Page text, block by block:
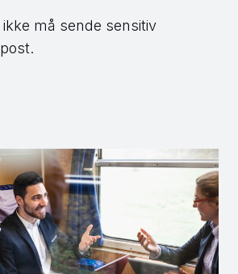
må sende sensitiv